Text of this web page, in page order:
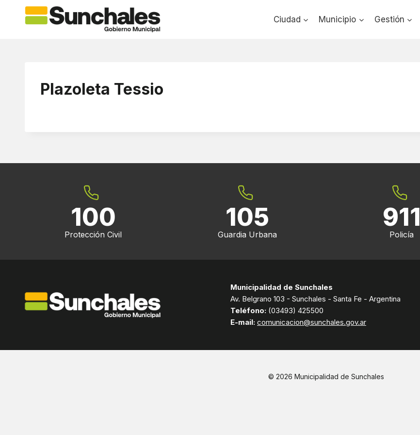
Ciudad Municipio Gestión
Plazoleta Tessio
100
Protección Civil
105
Guardia Urbana
911
Policía
Municipalidad de Sunchales
Av. Belgrano 103 - Sunchales - Santa Fe - Argentina
Teléfono: (03493) 425500
E-mail: comunicacion@sunchales.gov.ar
© 2026 Municipalidad de Sunchales